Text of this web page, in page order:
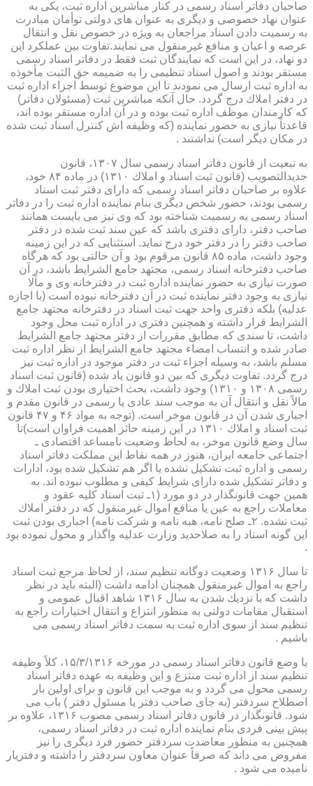
صاحبان دفاتر اسناد رسمی در كنار مباشرین اداره ثبت، یكی به
عنوان نهاد خصوصی و دیگری به عنوان های دولتی توأمان مبادرت
به رسمیت دادن اسناد مراجعان به ویژه در خصوص نقل و انتقال
عرصه و اعیان و منافع غیرمنقول می نمایند.تفاوت بین عملكرد این
دو نهاد، در این است كه نمایندگان ثبت فقط در دفاتر اسناد رسمی
مستقر بودند و اصول اسناد تنظیمی را به ضمیمه حق الثبت مأخوذه
به اداره ثبت ارسال می نمودند تا این موضوع توسط اجزاء اداره ثبت
در دفتر املاك درج گردد. حال آنكه مباشرین ثبت (مسئولان دفاتر)
كه كارمندان موظف اداره ثبت بوده و در آن اداره مستقر بوده اند،
قاعدتاً نیازی به حضور نماینده (كه وظیفه اش كنترل اسناد ثبت شده
در مكان دیگر است) نداشتند .
به تبعیت از قانون دفاتر اسناد رسمی سال ۱۳۰۷، قانون
جدیدالتصویب (قانون ثبت اسناد و املاك ۱۳۱۰) در ماده ۸۴ خود،
علاوه بر صاحبان دفاتر اسناد رسمی كه دارای دفتر ثبت اسناد
رسمی بودند، حضور شخص دیگری بنام نماینده اداره ثبت را در دفاتر
اسناد رسمی به رسمیت شناخته بود كه وی نیز می بایست همانند
صاحب دفتر، دارای دفتری باشد كه عین سند ثبت شده در دفتر
صاحب دفتر را در دفتر خود درج نماید. استثنایی كه در این زمینه
وجود داشت، ماده ۸۵ قانون مرقوم بود و آن حالتی بود كه هرگاه
صاحب دفترخانه اسناد رسمی، مجتهد جامع الشرایط باشد، در آن
صورت نیازی به حضور نماینده اداره ثبت در دفترخانه وی و مآلا
نیازی به وجود دفتر نماینده ثبت در آن دفترخانه نبوده است (با اجازه
عدلیه) بلكه دفتری واحد جهت ثبت اسناد در دفترخانه مجتهد جامع
الشرایط قرار داشته و همچنین دفتری در اداره ثبت محل وجود
داشت، تا سندی كه مطابق مقررات از دفتر مجتهد جامع الشرایط
صادر شده و انتساب امضاء مجتهد جامع الشرایط از نظر اداره ثبت
مسلم باشد، به وسیله اجزاء ثبت در دفتر موجود در اداره ثبت نیز
درج گردد. تفاوت دیگری كه بین دو قانون یاد شده (قانون ثبت اسناد
رسمی ۱۳۰۸ و ۱۳۱۰) وجود داشت، بحث اختیاری بودن ثبت املاك و
مالاً نقل و انتقال آن به موجب سند عادی یا رسمی در قانون مقدم و
اجباری شدن آن در قانون موخر است. (توجه به مواد ۴۶ و ۴۷ قانون
ثبت اسناد و املاك ۱۳۱۰ در این زمینه حائز اهمیت فراوان است)تا
سال وضع قانون موخر، به لحاظ وضعیت نامساعد اقتصادی ـ
اجتماعی جامعه ایران، هنوز در همه نقاط این مملكت دفاتر اسناد
رسمی و اداره ثبت تشكیل نشده یا اگر هم تشكیل شده بود، ادارات
و دفاتر تشكیل شده دارای شرایط كیفی و مطلوب نبوده اند. به
همین جهت قانونگذار در دو مورد (۱ـ ثبت اسناد كلیه عقود و
معاملات راجع به عین یا منافع اموال غیرمنقول كه در دفتر املاك
ثبت نشده. ۲ـ صلح نامه، هبه نامه و شركت نامه) اجباری بودن ثبت
این گونه اسناد را به صلاحدید وزارت عدلیه واگذار و محول نموده بود
.
تا سال ۱۳۱۶ وضعیت دوگانه تنظیم سند، از لحاظ مرجع ثبت اسناد
راجع به اموال غیرمنقول همچنان ادامه داشت (البته باید در نظر
داشت كه با نزدیك شدن به سال ۱۳۱۶ شاهد اقبال عمومی و
استقبال مقامات دولتی به منظور انتزاع و انتقال اختیارات راجع به
تنظیم سند از سوی اداره ثبت به سمت دفاتر اسناد رسمی می
باشیم .
با وضع قانون دفاتر اسناد رسمی در مورخه ۱۵/۳/۱۳۱۶، كلاً وظیفه
تنظیم سند از اداره ثبت منتزع و این وظیفه به عهده دفاتر اسناد
رسمی محول می گردد و به موجب این قانون و برای اولین بار
اصطلاح سردفتر (به جای صاحب دفتر یا مسئول دفتر ) باب می
شود. قانونگذار در قانون دفاتر اسناد رسمی مصوب ۱۳۱۶، علاوه بر
پیش بینی فردی بنام نماینده اداره ثبت در دفاتر اسناد رسمی،
همچنین به منظور معاضدت سردفتر حضور فرد دیگری را نیز
مفروض می داند كه صرفاً عنوان معاون سردفتر را داشته و دفتریار
نامیده می شود .